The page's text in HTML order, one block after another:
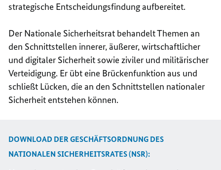
strategische Entscheidungsfindung aufbereitet.
Der Nationale Sicherheitsrat behandelt Themen an
den Schnittstellen innerer, äußerer, wirtschaftlicher
und digitaler Sicherheit sowie ziviler und militärischer
Verteidigung. Er übt eine Brückenfunktion aus und
schließt Lücken, die an den Schnittstellen nationaler
Sicherheit entstehen können.
DOWNLOAD DER GESCHÄFTSORDNUNG DES
NATIONALEN SICHERHEITSRATES (NSR):